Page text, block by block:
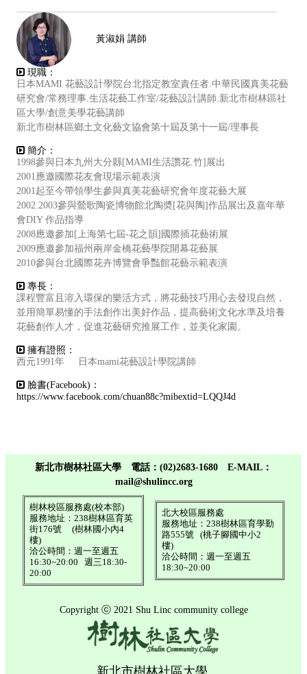
黃淑娟 講師
現職：
日本MAMI 花藝設計學院台北指定教室責任者.中華民國真美花藝
研究會/常務理事.生活花藝工作室/花藝設計講師.新北市樹林區社
區大學/創意美學花藝講師
新北市樹林區鄉土文化藝文協會第十屆及第十一屆/理事長
簡介：
1998參與日本九州大分縣[MAMI生活讚花.竹]展出
2001應邀國際花友會現場示範表演
2001起至今帶領學生參與真美花藝研究會年度花藝大展
2002.2003參與鶯歌陶瓷博物館北陶奬[花與陶]作品展出及嘉年華
會DIY 作品指導
2008應邀參加[上海第七屆-花之韻]國際插花藝術展
2009應邀參加福州兩岸金橋花藝學院開幕花藝展
2010參與台北國際花卉博覽會爭豔館花藝示範表演
專長：
課程豐富且溶入環保的樂活方式，將花藝技巧用心去發現自然，
並用簡單易懂的手法創作出美好作品，提高藝術文化水準及培養
花藝創作人才，促進花藝研究推展工作，並美化家園。
擁有證照：
西元1991年 日本mami花藝設計學院講師
臉書(Facebook)：
https://www.facebook.com/chuan88c?mibextid=LQQJ4d
新北市樹林社區大學 電話：(02)2683-1680 E-MAIL：
mail@shulincc.org
樹林校區服務處(校本部)
服務地址：238樹林區育英
街176號​ (樹林國小內4
樓)
洽公時間：​週一至週五
16:30~20:00 週三18:30-
20:00
北大校區服務處
服務地址：238樹林區育學勤
路555號​ (桃子腳國中小2
樓)
洽公時間：週一至週五
18:30~20:00
Copyright ⓒ 2021 Shu Linc community college
新北市樹林社區大學